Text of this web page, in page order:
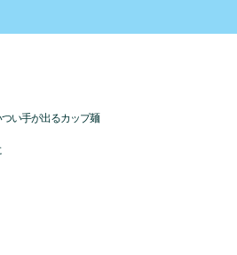
い手が出るカップ麺